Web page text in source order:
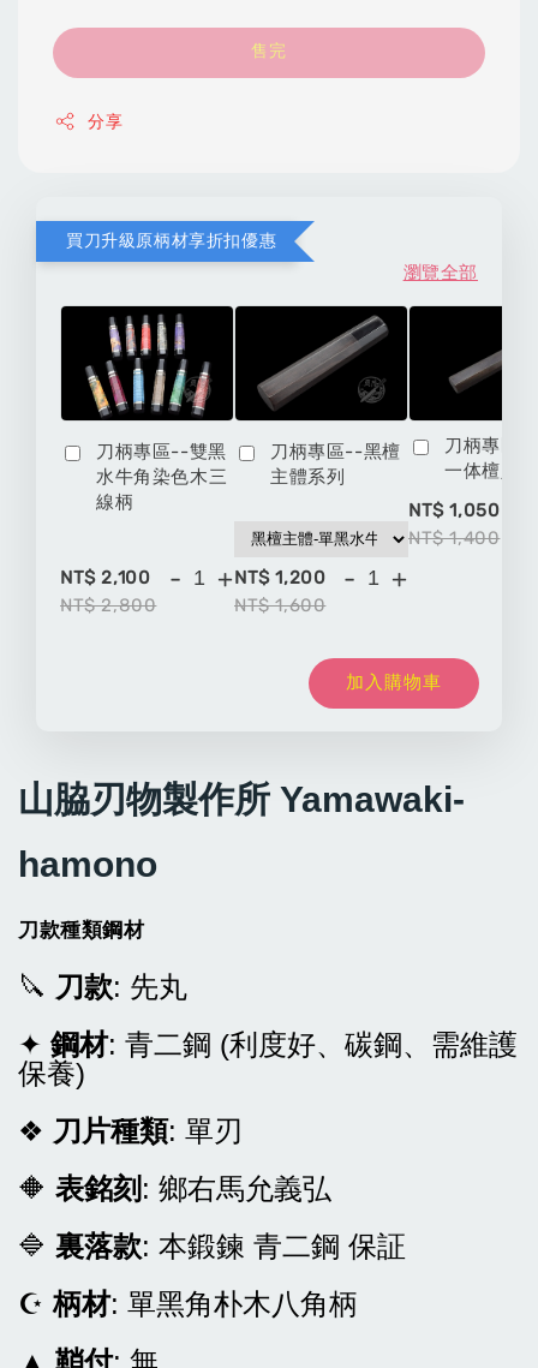
售完
分享
買刀升級原柄材享折扣優惠
瀏覽全部
刀柄專區--雙黑
水牛角染色木三
線柄
NT$ 2,100
NT$ 2,800
- +
刀柄專區--黑檀
主體系列
NT$ 1,200
NT$ 1,600
- +
刀柄專區
一体檀八
NT$ 1,050
NT$ 1,400
加入購物車
山脇刃物製作所 Yamawaki-
hamono
刀款種類鋼材
🔪 刀款: 先丸
✦ 鋼材: 青二鋼 (利度好、碳鋼、需維護
保養)
❖ 刀片種類: 單刃
🔶 表銘刻 : 鄉右馬允義弘
🔷 裏落款: 本鍛鍊 青二鋼 保証
☪柄材: 單黑角朴木八角柄